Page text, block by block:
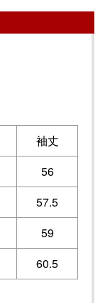
袖丈
56
57.5
59
60.5